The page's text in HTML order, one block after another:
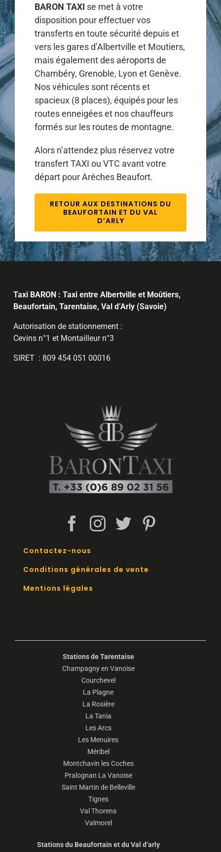
BARON TAXI se met à votre
disposition pour effectuer vos
transferts en toute sécurité depuis et
vers les gares d’Albertville et Moutiers,
mais également des aéroports de
Chambéry, Grenoble, Lyon et Genève.
Nos véhicules sont récents et
spacieux (8 places), équipés pour les
routes enneigées et nos chauffeurs
formés sur les routes de montagne.
Alors n’attendez plus réservez votre
transfert TAXI ou VTC avant votre
départ pour Arêches Beaufort.
RETOUR AUX DESTINATIONS DU
BEAUFORTAIN ET DU VAL
D’ARLY
Taxi BARON : Taxi entre Albertville et Moûtiers,
Beaufortain, Tarentaise, Val d’Arly (Savoie)
Autorisation de stationnement :
Cevins n°1 et Montailleur n°3
SIRET : 809 454 051 00016
Contactez-nous
Conditions générales de vente
Mentions légales
Stations de Tarentaise
Champagny en Vanoise
Courchevel
La Plagne
La Rosière
La Tania
Les Arcs
Les Menuires
Méribel
Montchavin les Coches
Pralognan La Vanoise
Saint Martin de Belleville
Tignes
Val Thorens
Valmorel
Stations du Beaufortain et du Val d’arly